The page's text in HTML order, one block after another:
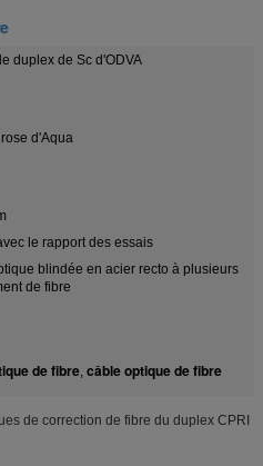
duplex de Sc d'ODVA
d'Aqua
le rapport des essais
blindée en acier recto à plusieurs
de fibre
de fibre, câble optique de fibre
de correction de fibre du duplex CPRI